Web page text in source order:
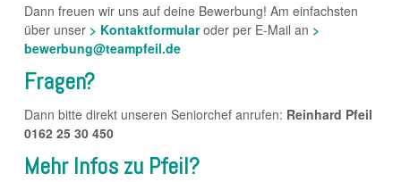
Dann freuen wir uns auf deine Bewerbung! Am einfachsten
über unser > Kontaktformularoder per E-Mail an >
bewerbung@teampfeil.de
Fragen?
Dann bitte direkt unseren Seniorchef anrufen: Reinhard Pfeil
0162 25 30 450
Mehr Infos zu Pfeil?